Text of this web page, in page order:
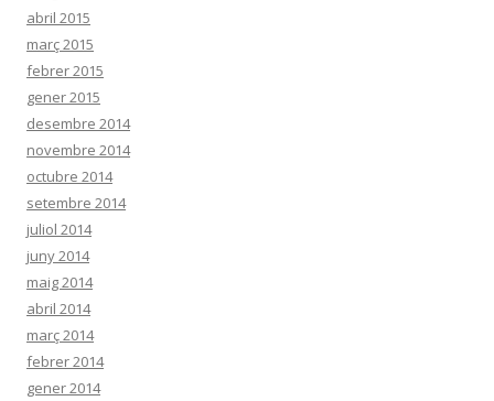
abril 2015
març 2015
febrer 2015
gener 2015
desembre 2014
novembre 2014
octubre 2014
setembre 2014
juliol 2014
juny 2014
maig 2014
abril 2014
març 2014
febrer 2014
gener 2014